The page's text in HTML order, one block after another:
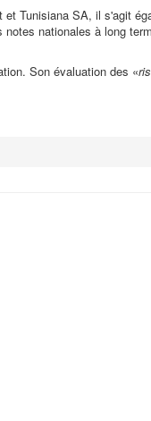
Tunisiana SA, il s'agit
nationales à long
Son évaluation des «